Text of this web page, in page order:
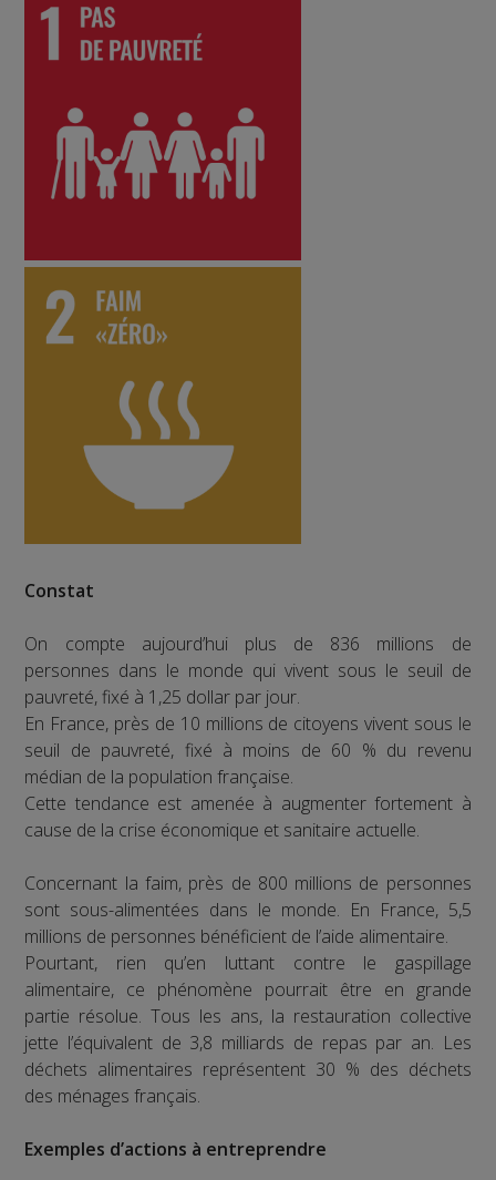
Constat
On compte aujourd’hui plus de 836 millions de
personnes dans le monde qui vivent sous le seuil de
pauvreté, fixé à 1,25 dollar par jour.
En France, près de 10 millions de citoyens vivent sous le
seuil de pauvreté, fixé à moins de 60 % du revenu
médian de la population française.
Cette tendance est amenée à augmenter fortement à
cause de la crise économique et sanitaire actuelle.
Concernant la faim, près de 800 millions de personnes
sont sous-alimentées dans le monde. En France, 5,5
millions de personnes bénéficient de l’aide alimentaire.
Pourtant, rien qu’en luttant contre le gaspillage
alimentaire, ce phénomène pourrait être en grande
partie résolue. Tous les ans, la restauration collective
jette l’équivalent de 3,8 milliards de repas par an. Les
déchets alimentaires représentent 30 % des déchets
des ménages français.
Exemples d’actions à entreprendre